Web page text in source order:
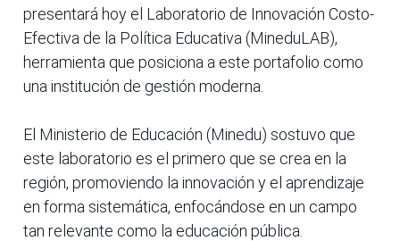
presentará hoy el Laboratorio de Innovación Costo-
Efectiva de la Política Educativa (MineduLAB),
herramienta que posiciona a este portafolio como
una institución de gestión moderna.
El Ministerio de Educación (Minedu) sostuvo que
este laboratorio es el primero que se crea en la
región, promoviendo la innovación y el aprendizaje
en forma sistemática, enfocándose en un campo
tan relevante como la educación pública.